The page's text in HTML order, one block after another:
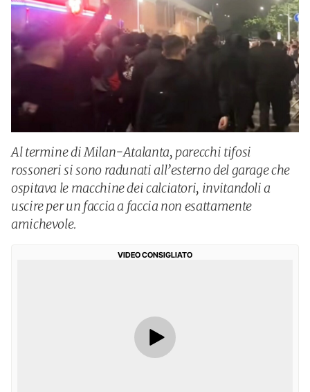
Al termine di Milan-Atalanta, parecchi tifosi
rossoneri si sono radunati all’esterno del garage che
ospitava le macchine dei calciatori, invitandoli a
uscire per un faccia a faccia non esattamente
amichevole.
VIDEO CONSIGLIATO